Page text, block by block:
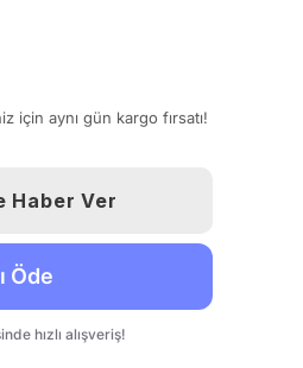
için aynı gün kargo fırsatı!
Haber Ver